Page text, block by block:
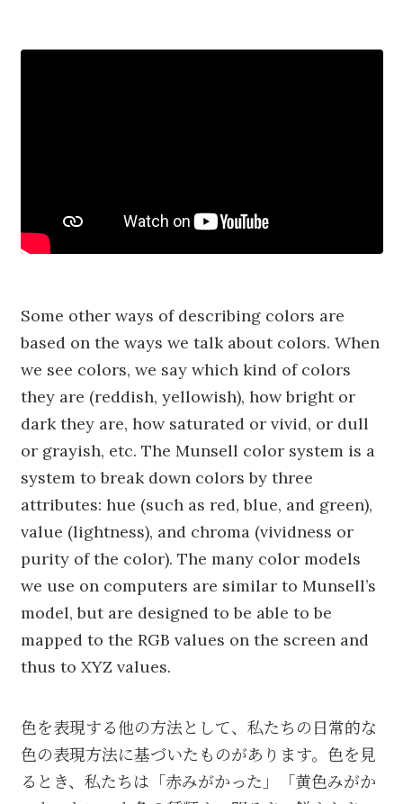
Some other ways of describing colors are
based on the ways we talk about colors. When
we see colors, we say which kind of colors
they are (reddish, yellowish), how bright or
dark they are, how saturated or vivid, or dull
or grayish, etc. The Munsell color system is a
system to break down colors by three
attributes: hue (such as red, blue, and green),
value (lightness), and chroma (vividness or
purity of the color). The many color models
we use on computers are similar to Munsell’s
model, but are designed to be able to be
mapped to the RGB values on the screen and
thus to XYZ values.
色を表現する他の方法として、私たちの日常的な
色の表現方法に基づいたものがあります。色を見
るとき、私たちは「赤みがかった」「黄色みがか